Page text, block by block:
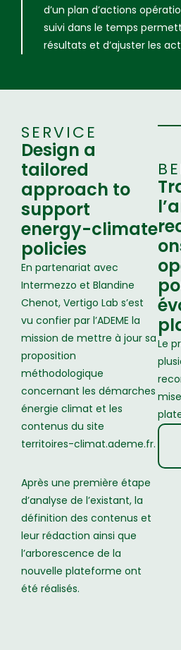
d’un plan d’actions
suivi dans le temps
résultats et d’ajuster les
SERVICE
Design a
tailored
approach to
support
energy-climate
policies
En partenariat avec
Intermezzo et Blandine
Chenot, Vertigo Lab s’est
vu confier par l’ADEME la
mission de mettre à jour sa
proposition
méthodologique
concernant les démarches
énergie climat et les
contenus du site
territoires-climat.ademe.fr.
Après une première étape
d’analyse de l’existant, la
définition des contenus et
leur rédaction ainsi que
l’arborescence de la
nouvelle plateforme ont
été réalisés.
Le